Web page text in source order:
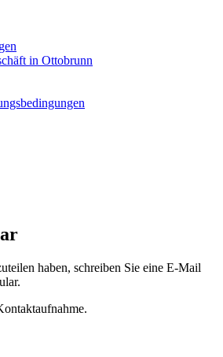
in Ottobrunn
haben, schreiben Sie eine E-Mail